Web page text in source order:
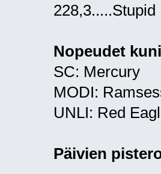
Nopeudet
SC: Mercury
MODI:
UNLI: Red
Päivien